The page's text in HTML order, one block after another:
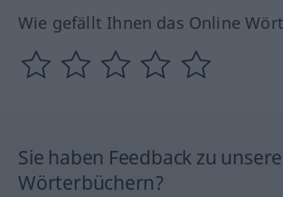
Wie gefällt Ihnen das Online
Sie haben Feedback zu
Wörterbüchern?